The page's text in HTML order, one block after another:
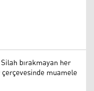
bırakmayan her
muamele